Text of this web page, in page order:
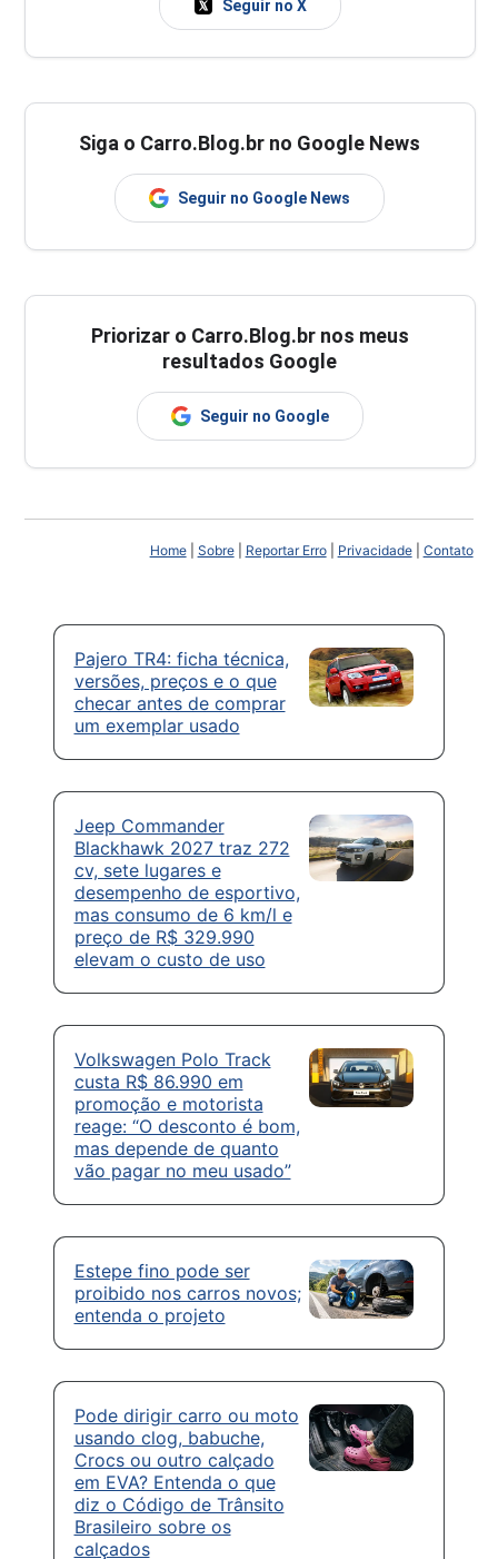
Seguir no X
Siga o Carro.Blog.br no Google News
Seguir no Google News
Priorizar o Carro.Blog.br nos meus
resultados Google
Seguir no Google
Home| Sobre| Reportar Erro| Privacidade| Contato
Pajero TR4: ficha técnica,
versões, preços e o que
checar antes de comprar
um exemplar usado
Jeep Commander
Blackhawk 2027 traz 272
cv, sete lugares e
desempenho de esportivo,
mas consumo de 6 km/l e
preço de R$ 329.990
elevam o custo de uso
Volkswagen Polo Track
custa R$ 86.990 em
promoção e motorista
reage: “O desconto é bom,
mas depende de quanto
vão pagar no meu usado”
Estepe fino pode ser
proibido nos carros novos;
entenda o projeto
Pode dirigir carro ou moto
usando clog, babuche,
Crocs ou outro calçado
em EVA? Entenda o que
diz o Código de Trânsito
Brasileiro sobre os
calçados